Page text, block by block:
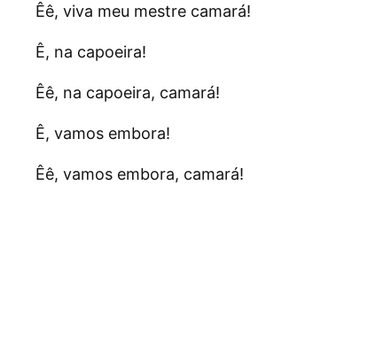
Êê, viva meu mestre camará!
Ê, na capoeira!
Êê, na capoeira, camará!
Ê, vamos embora!
Êê, vamos embora, camará!